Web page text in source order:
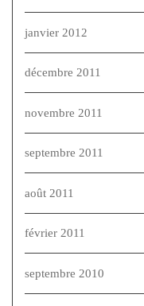
janvier 2012
décembre 2011
novembre 2011
septembre 2011
août 2011
février 2011
septembre 2010